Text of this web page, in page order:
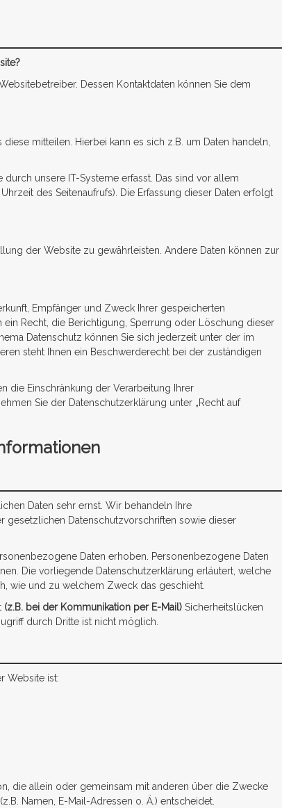
Dessen Kontaktdaten können Sie dem
mitteilen. Hierbei kann es sich z.B. um Daten handeln,
unsere IT-Systeme erfasst. Das sind vor allem
des Seitenaufrufs). Die Erfassung dieser Daten erfolgt
der Website zu gewährleisten. Andere Daten können zur
Empfänger und Zweck Ihrer gespeicherten
Recht, die Berichtigung, Sperrung oder Löschung dieser
Datenschutz können Sie sich jederzeit unter der im
steht Ihnen ein Beschwerderecht bei der zuständigen
die Einschränkung der Verarbeitung Ihrer
Sie der Datenschutzerklärung unter „Recht auf
Daten sehr ernst. Wir behandeln Ihre
gesetzlichen Datenschutzvorschriften sowie dieser
Daten erhoben. Personenbezogene Daten
Die vorliegende Datenschutzerklärung erläutert, welche
wie und zu welchem Zweck das geschieht.
(z.B. bei der Kommunikation per E-Mail) Sicherheitslücken
durch Dritte ist nicht möglich.
Website ist:
die allein oder gemeinsam mit anderen über die Zwecke
Namen, E-Mail-Adressen o. Ä.) entscheidet.